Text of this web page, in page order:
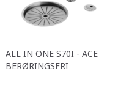
ALL IN ONE S70I - ACE
BERØRINGSFRI